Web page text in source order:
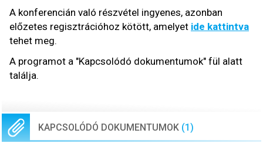
A konferencián való részvétel ingyenes, azonban
előzetes regisztrációhoz kötött, amelyet ide kattintva
tehet meg.
A programot a "Kapcsolódó dokumentumok" fül alatt
találja.
KAPCSOLÓDÓ DOKUMENTUMOK (1)